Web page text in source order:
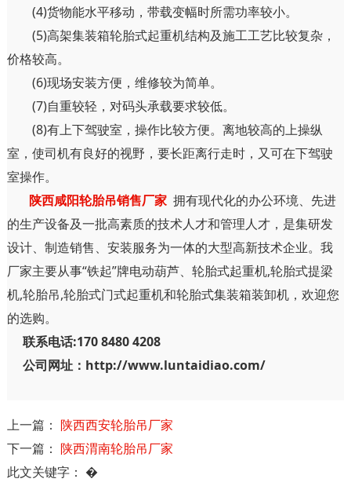
(4)货物能水平移动，带载变幅时所需功率较小。
(5)高架集装箱轮胎式起重机结构及施工工艺比较复杂，
价格较高。
(6)现场安装方便，维修较为简单。
(7)自重较轻，对码头承载要求较低。
(8)有上下驾驶室，操作比较方便。离地较高的上操纵
室，使司机有良好的视野，要长距离行走时，又可在下驾驶
室操作。
陕西咸阳轮胎吊销售厂家 拥有现代化的办公环境、先进
的生产设备及一批高素质的技术人才和管理人才，是集研发
设计、制造销售、安装服务为一体的大型高新技术企业。我
厂家主要从事“铁起”牌电动葫芦、轮胎式起重机,轮胎式提梁
机,轮胎吊,轮胎式门式起重机和轮胎式集装箱装卸机，欢迎您
的选购。
联系电话:170 8480 4208
公司网址：http://www.luntaidiao.com/
上一篇： 陕西西安轮胎吊厂家
下一篇： 陕西渭南轮胎吊厂家
此文关键字： �